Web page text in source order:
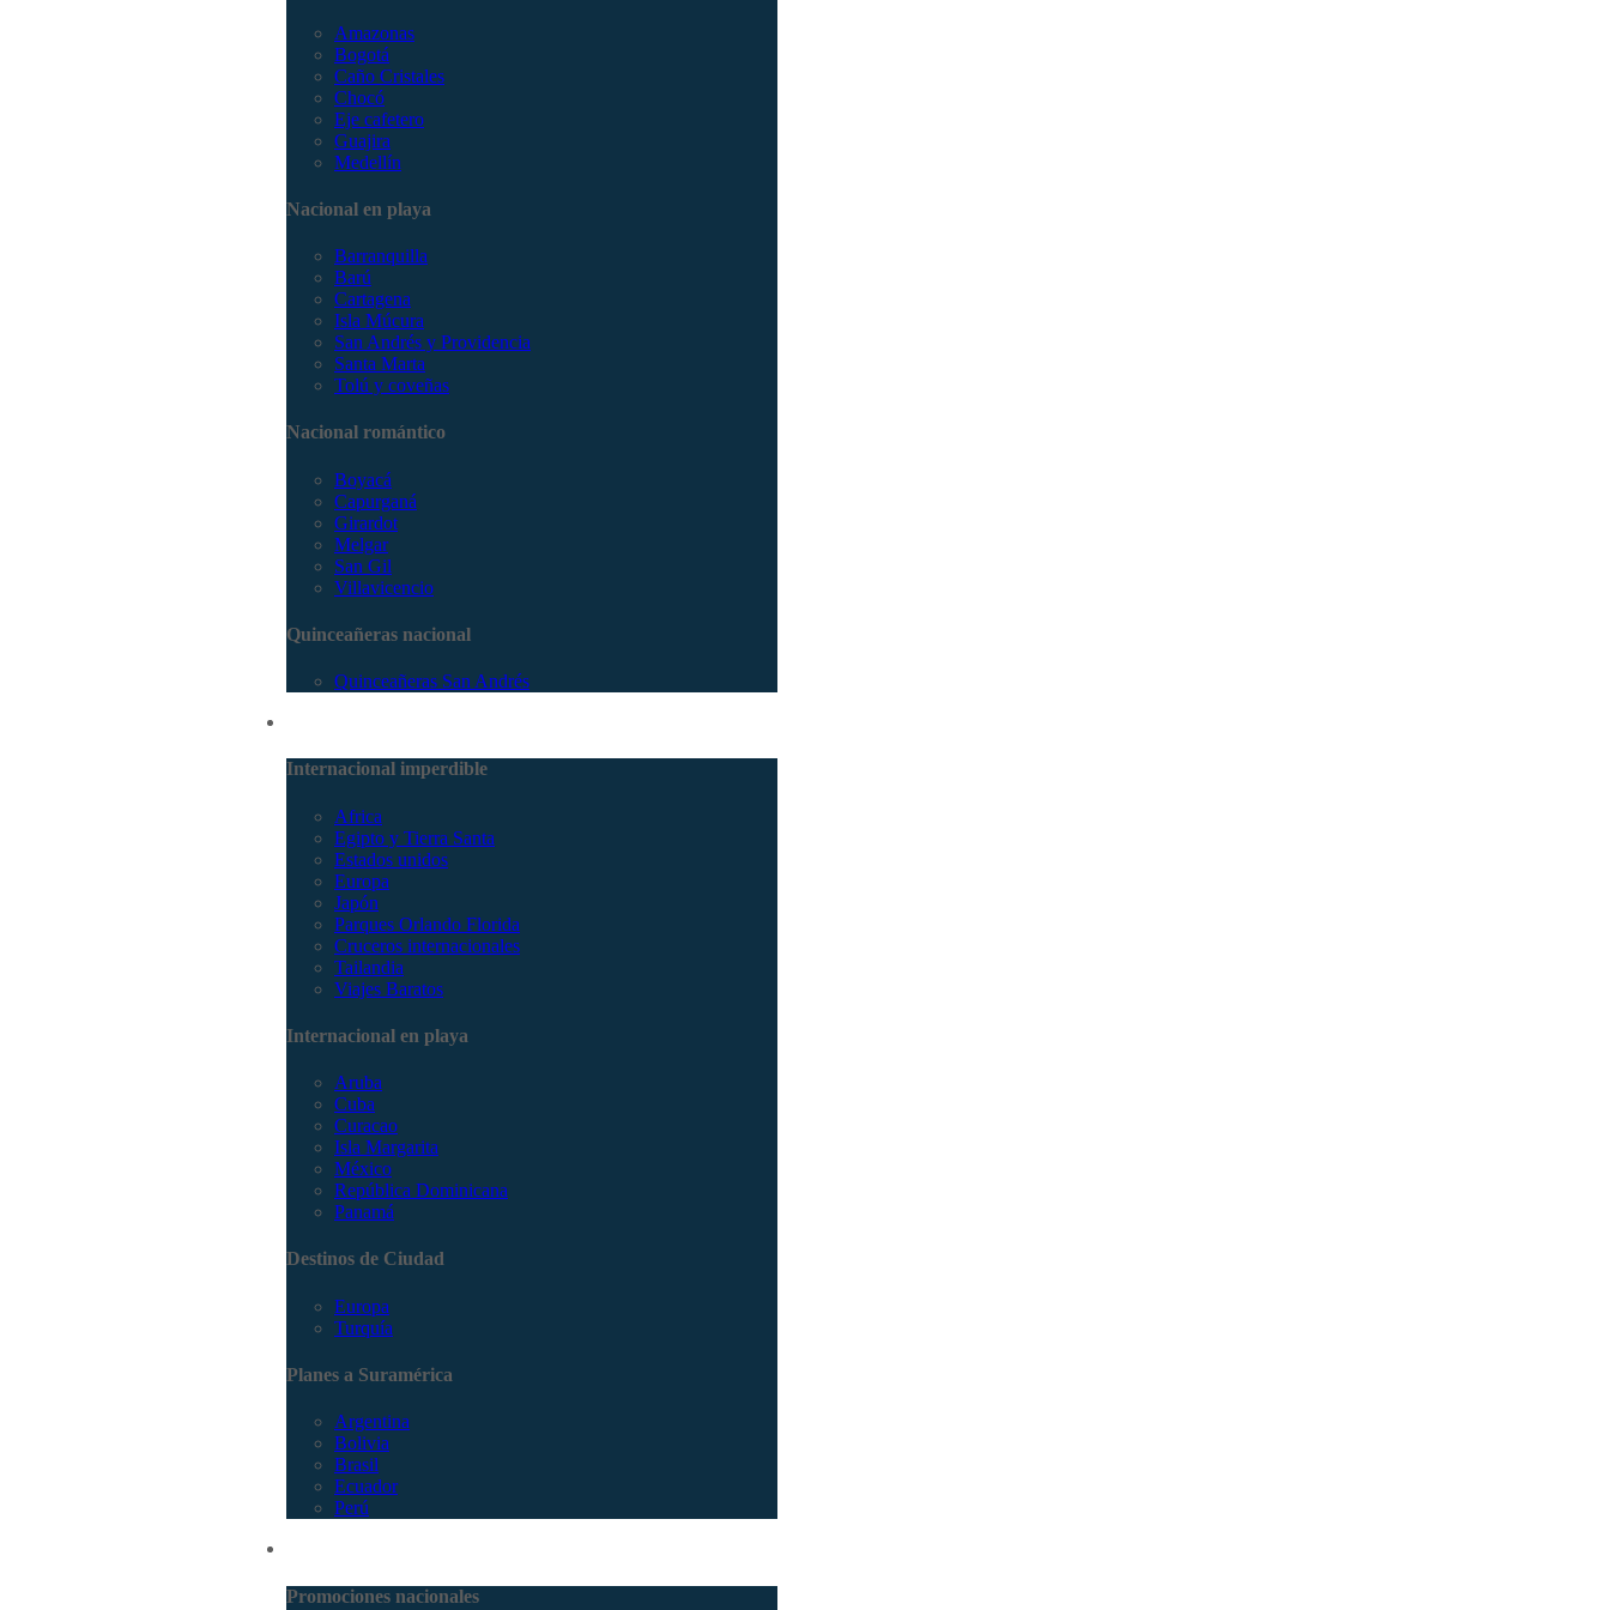
Amazonas
Bogotá
Caño Cristales
Chocó
Eje cafetero
Guajira
Medellín
Nacional en playa
Barranquilla
Barú
Cartagena
Isla Múcura
San Andrés y Providencia
Santa Marta
Tolú y coveñas
Nacional romántico
Boyacá
Capurganá
Girardot
Melgar
San Gil
Villavicencio
Quinceañeras nacional
Quinceañeras San Andrés
Internacional imperdible
Africa
Egipto y Tierra Santa
Estados unidos
Europa
Japón
Parques Orlando Florida
Cruceros internacionales
Tailandia
Viajes Baratos
Internacional en playa
Aruba
Cuba
Curacao
Isla Margarita
México
República Dominicana
Panamá
Destinos de Ciudad
Europa
Turquía
Planes a Suramérica
Argentina
Bolivia
Brasil
Ecuador
Perú
Promociones nacionales